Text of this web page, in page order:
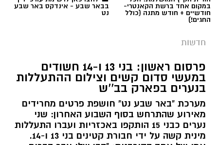
מג"ב ממשיכים להנחית מכות על תשתיות
הפשיעה בנגב, עם שתי תפיסות משמעותיות
ביממות האחרונות. במסגרת פעילות סמויה
שנערכה על ידי כוחות מג"ב יחד עם שוטרי ימ"ר
דרום, אותר רכב חשוד בצומת בית קמה.
בחיפוש שנערך ברכב, בעזרתה של הכלבה
מערכת "באר שבע נט" חושפת פרטים מחרידים
מאירוע שהתרחש בסוף השבוע האחרון: שני
אמו של אחד הקורבנות: "הבן שלי עבר דברים
הביתה". תוך ימים ספורים: צפוי כתב אישום נגד
התוקפים.
רותם שרון / 15:41 06.08.26
קרא עוד
אולי יעניין אותך גם